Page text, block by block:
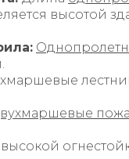
высотой